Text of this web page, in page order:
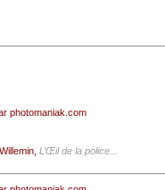
L’Œil de la police...